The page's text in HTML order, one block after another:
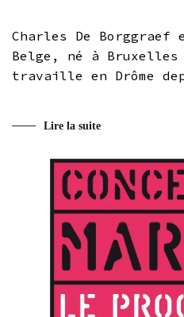
Charles De Borggraef
Belge, né à
travaille en Drôme
Lire la suite